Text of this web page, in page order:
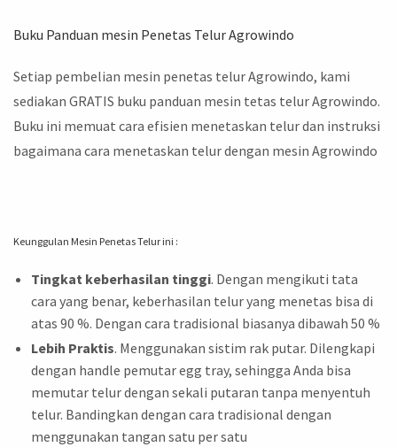
Buku Panduan mesin Penetas Telur Agrowindo
Setiap pembelian mesin penetas telur Agrowindo, kami
sediakan GRATIS buku panduan mesin tetas telur Agrowindo.
Buku ini memuat cara efisien menetaskan telur dan instruksi
bagaimana cara menetaskan telur dengan mesin Agrowindo
Keunggulan Mesin Penetas Telur ini :
Tingkat keberhasilan tinggi. Dengan mengikuti tata
cara yang benar, keberhasilan telur yang menetas bisa di
atas 90 %. Dengan cara tradisional biasanya dibawah 50 %
Lebih Praktis. Menggunakan sistim rak putar. Dilengkapi
dengan handle pemutar egg tray, sehingga Anda bisa
memutar telur dengan sekali putaran tanpa menyentuh
telur. Bandingkan dengan cara tradisional dengan
menggunakan tangan satu per satu